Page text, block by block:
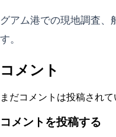
グアム港での現地調査、
す。
コメント
まだコメントは投稿されて
コメントを投稿する